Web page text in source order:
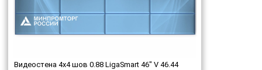
Видеостена 4x4 шов 0.88 LigaSmart 46" V 46.44